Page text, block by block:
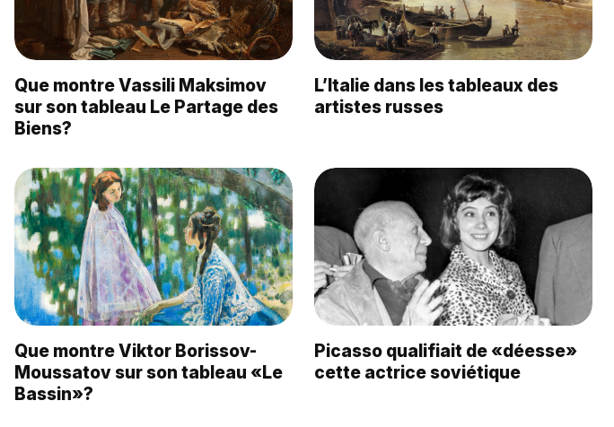
Que montre Vassili Maksimov
sur son tableau Le Partage des
Biens?
L’Italie dans les tableaux des
artistes russes
Que montre Viktor Borissov-
Moussatov sur son tableau «Le
Bassin»?
Picasso qualifiait de «déesse»
cette actrice soviétique